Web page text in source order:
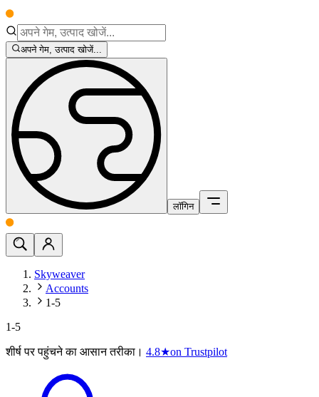
अपने गेम, उत्पाद खोजें...
लॉगिन
Skyweaver
Accounts
1-5
1-5
शीर्ष पर पहुंचने का आसान तरीका। 4.8★on Trustpilot